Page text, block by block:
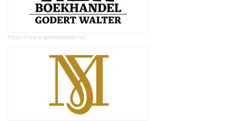
https://www.godertwalter.nl/